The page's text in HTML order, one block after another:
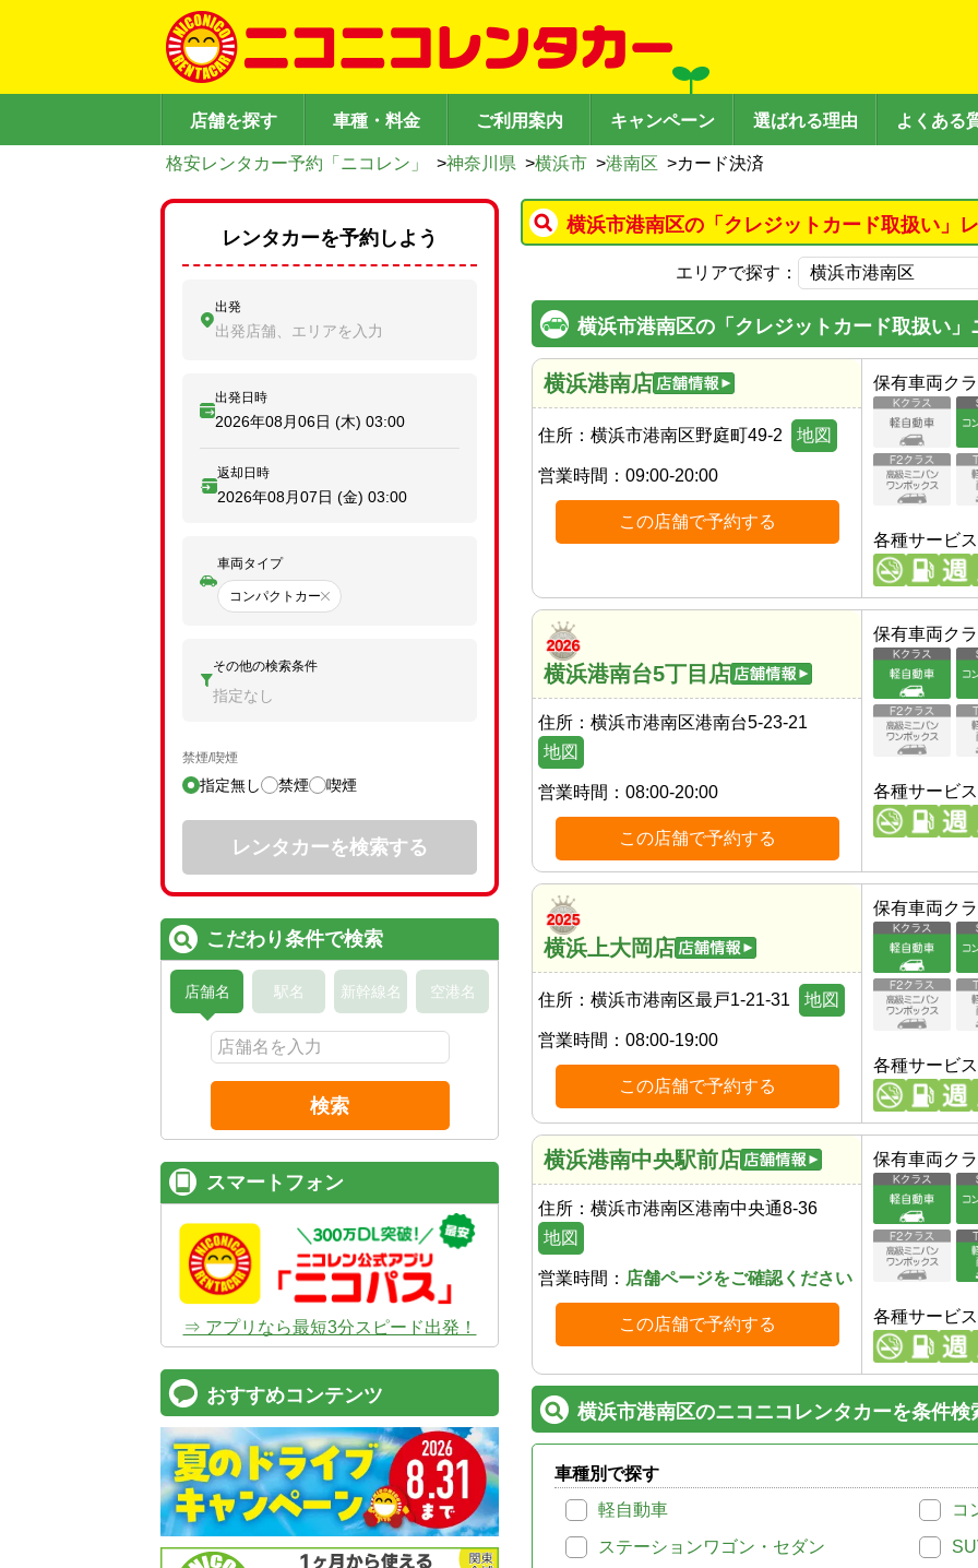
店舗を探す 車種・料金 ご利用案内 キャンペーン 選ばれる理由 よくある
格安レンタカー予約「ニコレン」 >神奈川県 >横浜市 >港南区 >カード決済
横浜市港南区の「クレジットカード取扱い」
エリアで探す：
横浜市港南区の「クレジットカード取扱い
横浜港南店
住所： 横浜市港南区野庭町49-2 地図
営業時間： 09:00-20:00
この店舗で予約する
保有車両ク
各種サービス
横浜港南台5丁目店
住所： 横浜市港南区港南台5-23-21
地図
営業時間： 08:00-20:00
この店舗で予約する
保有車両ク
各種サービス
横浜上大岡店
住所： 横浜市港南区最戸1-21-31 地図
営業時間： 08:00-19:00
この店舗で予約する
保有車両ク
各種サービス
横浜港南中央駅前店
住所： 横浜市港南区港南中央通8-36
地図
営業時間： 店舗ページをご確認ください
この店舗で予約する
保有車両ク
各種サービス
横浜市港南区のニコニコレンタカーを条件検
車種別で探す
軽自動車
コ
ステーションワゴン・セダン
レンタカーを予約しよう
出発
出発店舗、エリアを入力
出発日時
2026年08月06日 (木) 03:00
返却日時
2026年08月07日 (金) 03:00
車両タイプ
コンパクトカー
その他の検索条件
指定なし
禁煙/喫煙
指定無し 禁煙 喫煙
レンタカーを検索する
こだわり条件で検索
店舗名 駅名 新幹線名 空港名
検索
スマートフォン
⇒ アプリなら最短3分スピード出発！
おすすめコンテンツ